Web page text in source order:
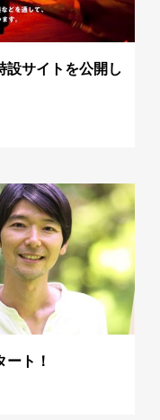
設サイトを公開し
ート！